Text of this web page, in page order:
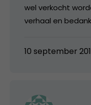
wel verkocht
verhaal en
10 september